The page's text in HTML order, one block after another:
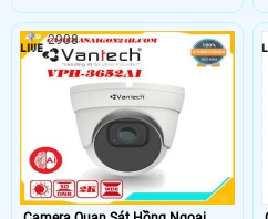
80m cho khả năng quan sát bao
quát, truyền tải dữ liệu với độ nét
cao, chuẩn nén hình ảnh H.265, tiêu
chuẩn IP66 giúp camera chống
nước, nên lắp đặt được trong nhà và
ngoài trời.
2908